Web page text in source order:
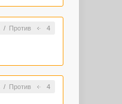
/ Против 4
/ Против 4